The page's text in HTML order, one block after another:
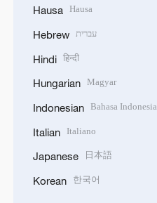
Hausa Hausa
Hebrew עברית
Hindi हिन्दी
Hungarian Magyar
Indonesian Bahasa Indonesia
Italian Italiano
Japanese 日本語
Korean 한국어